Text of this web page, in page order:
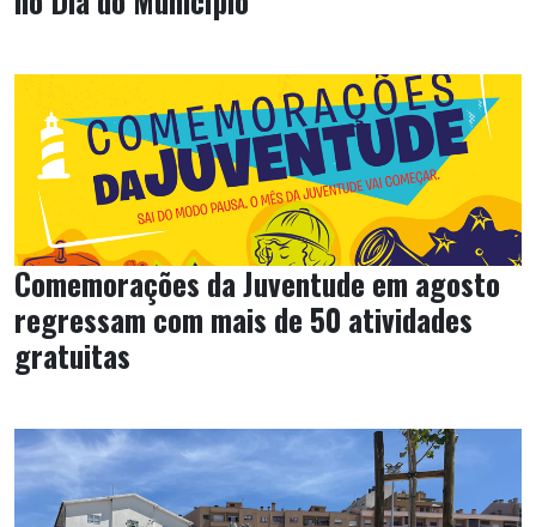
Comemorações da Juventude em agosto
regressam com mais de 50 atividades
gratuitas